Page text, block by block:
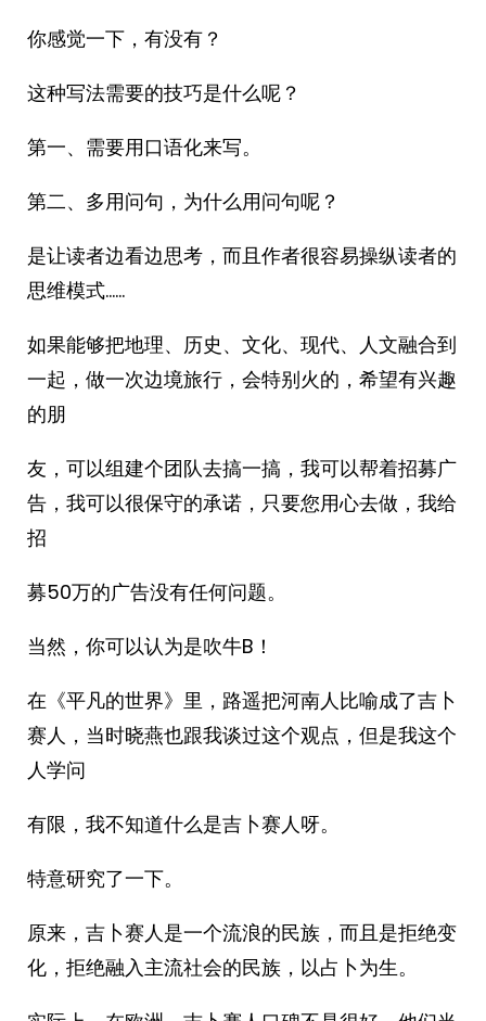
你感觉一下，有没有？
这种写法需要的技巧是什么呢？
第一、需要用口语化来写。
第二、多用问句，为什么用问句呢？
是让读者边看边思考，而且作者很容易操纵读者的
思维模式……
如果能够把地理、历史、文化、现代、人文融合到
一起，做一次边境旅行，会特别火的，希望有兴趣
的朋
友，可以组建个团队去搞一搞，我可以帮着招募广
告，我可以很保守的承诺，只要您用心去做，我给
招
募50万的广告没有任何问题。
当然，你可以认为是吹牛B！
在《平凡的世界》里，路遥把河南人比喻成了吉卜
赛人，当时晓燕也跟我谈过这个观点，但是我这个
人学问
有限，我不知道什么是吉卜赛人呀。
特意研究了一下。
原来，吉卜赛人是一个流浪的民族，而且是拒绝变
化，拒绝融入主流社会的民族，以占卜为生。